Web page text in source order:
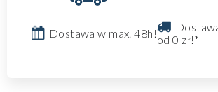
Dostawa w max. 48h!od 0 zł!*